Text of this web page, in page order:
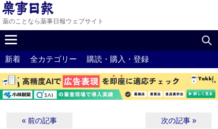
薬のことなら薬事日報ウェブサイト
新着 全カテゴリー 購読・購入・登録
« 前の記事 次の記事 »